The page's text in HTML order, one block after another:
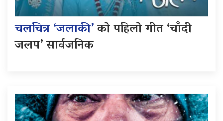
चलचित्र ‘जलाकी’को पहिलो गीत ‘चाँदी
जलप’ सार्वजनिक